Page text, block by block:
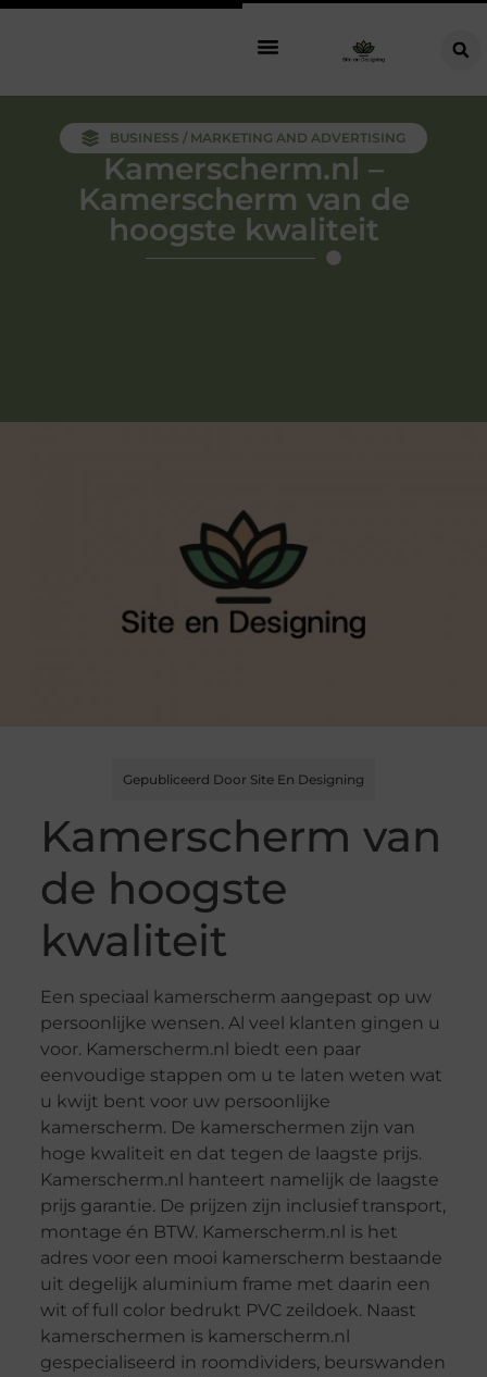
BUSINESS / MARKETING AND ADVERTISING
Kamerscherm.nl –
Kamerscherm van de
hoogste kwaliteit
Gepubliceerd Door Site En Designing
Kamerscherm van
de hoogste
kwaliteit
Een speciaal kamerscherm aangepast op uw
persoonlijke wensen. Al veel klanten gingen u
voor. Kamerscherm.nl biedt een paar
eenvoudige stappen om u te laten weten wat
u kwijt bent voor uw persoonlijke
kamerscherm. De kamerschermen zijn van
hoge kwaliteit en dat tegen de laagste prijs.
Kamerscherm.nl hanteert namelijk de laagste
prijs garantie. De prijzen zijn inclusief transport,
montage én BTW. Kamerscherm.nl is het
adres voor een mooi kamerscherm bestaande
uit degelijk aluminium frame met daarin een
wit of full color bedrukt PVC zeildoek. Naast
kamerschermen is kamerscherm.nl
gespecialiseerd in roomdividers, beurswanden